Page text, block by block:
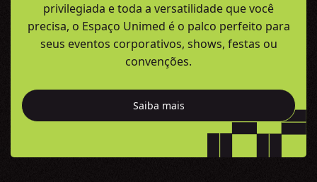
privilegiada e toda a versatilidade que você
precisa, o Espaço Unimed é o palco perfeito para
seus eventos corporativos, shows, festas ou
convenções.
Saiba mais